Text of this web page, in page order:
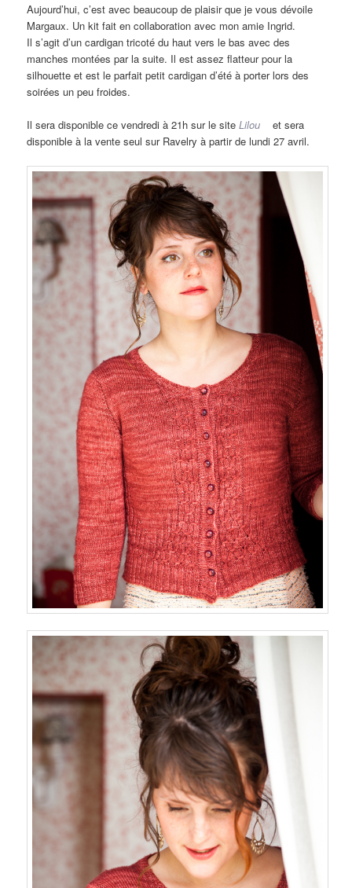
Aujourd’hui, c’est avec beaucoup de plaisir que je vous dévoile
Margaux. Un kit fait en collaboration avec mon amie Ingrid.
Il s’agit d’un cardigan tricoté du haut vers le bas avec des
manches montées par la suite. Il est assez flatteur pour la
silhouette et est le parfait petit cardigan d’été à porter lors des
soirées un peu froides.
Il sera disponible ce vendredi à 21h sur le siteLilou
et sera
disponible à la vente seul sur Ravelry à partir de lundi 27 avril.